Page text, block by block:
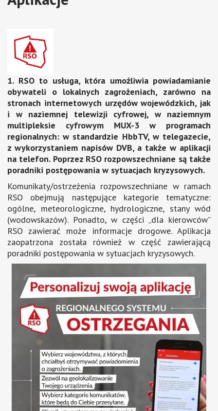
1. RSO to usługa, która umożliwia powiadamianie
obywateli o lokalnych zagrożeniach, zarówno na
stronach internetowych urzędów wojewódzkich, jak
i w naziemnej telewizji cyfrowej, w naziemnym
multipleksie cyfrowym MUX-3 w programach
regionalnych: w standardzie HbbTV, w telegazecie,
z wykorzystaniem napisów DVB, a także w aplikacji
na telefon. Poprzez RSO rozpowszechniane są także
poradniki postępowania w sytuacjach kryzysowych.
Komunikaty/ostrzeżenia rozpowszechniane w ramach
RSO obejmują następujące kategorie tematyczne:
ogólne, meteorologiczne, hydrologiczne, stany wód
(wodowskazów). Ponadto, w części „dla kierowców”
RSO zawierać może informacje drogowe. Aplikacja
zaopatrzona została również w część zawierającą
poradniki postępowania w sytuacjach kryzysowych.